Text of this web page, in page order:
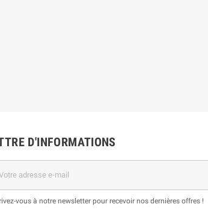
D'INFORMATIONS
vous à notre newsletter pour recevoir nos dernières offres !